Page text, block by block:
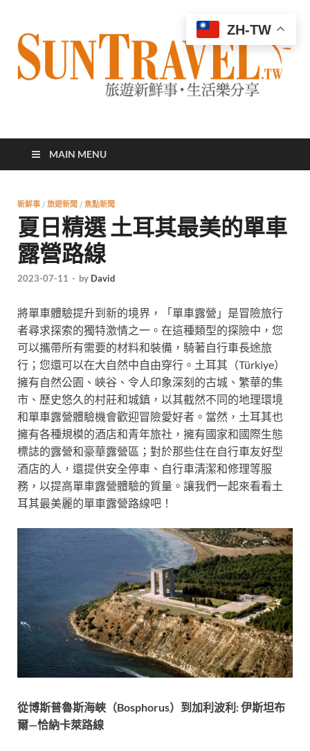
太陽網
MAIN MENU
新鮮事 / 旅遊新聞 / 焦點新聞
夏日精選 土耳其最美的單車
露營路線
2023-07-11 - by David
將單車體驗提升到新的境界，「單車露營」是冒險旅行
者尋求探索的獨特激情之一。在這種類型的探險中，您
可以攜帶所有需要的材料和裝備，騎著自行車長途旅
行；您還可以在大自然中自由穿行。土耳其（Türkiye）
擁有自然公園、峽谷、令人印象深刻的古城、繁華的集
市、歷史悠久的村莊和城鎮，以其截然不同的地理環境
和單車露營體驗機會歡迎冒險愛好者。當然，土耳其也
擁有各種規模的酒店和青年旅社，擁有國家和國際生態
標誌的露營和豪華露營區；對於那些住在自行車友好型
酒店的人，還提供安全停車、自行車清潔和修理等服
務，以提高單車露營體驗的質量。讓我們一起來看看土
耳其最美麗的單車露營路線吧！
從博斯普魯斯海峽（Bosphorus）到加利波利 :伊斯坦布
爾—恰納卡萊路線
ZH-TW